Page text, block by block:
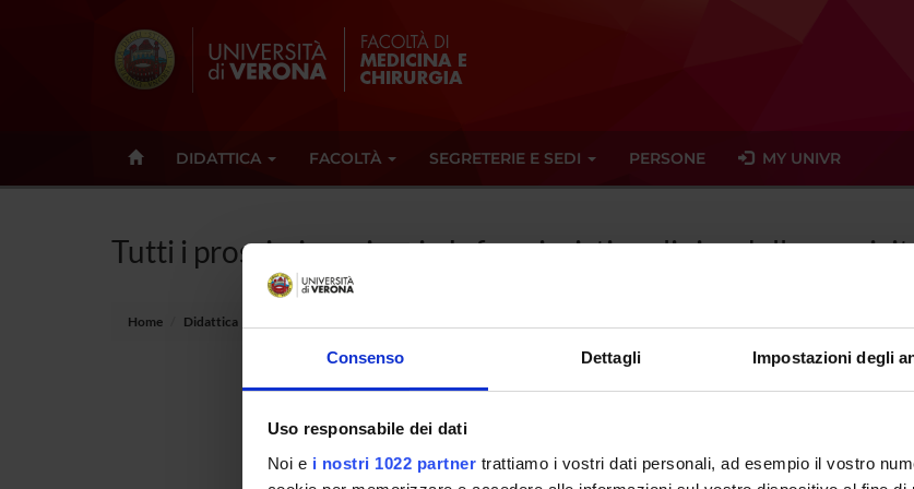
Consenso Dettagli Impostazioni degli
Uso responsabile dei dati
Noi e i nostri 1022 partner trattiamo i vostri dati personali, ad esempio il vostro
DIDATTICA FACOLTÀ SEGRETERIE E SEDI PERSONE MY UNIVR
Tutti i prossimi seminari - Infermieristica clinica della
Home Didattica
Non è stato trovato alcun seminario relativo all'insegnamento
Tot 0 Seminari